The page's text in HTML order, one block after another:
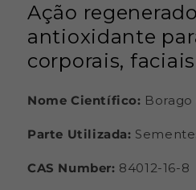
Ação
antioxidante
corporais,
Nome Científico: Borago
Parte Utilizada:
CAS Number: 84012-16-8